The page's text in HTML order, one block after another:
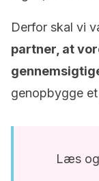
Derfor skal vi
partner, at
genopbygge
Læs